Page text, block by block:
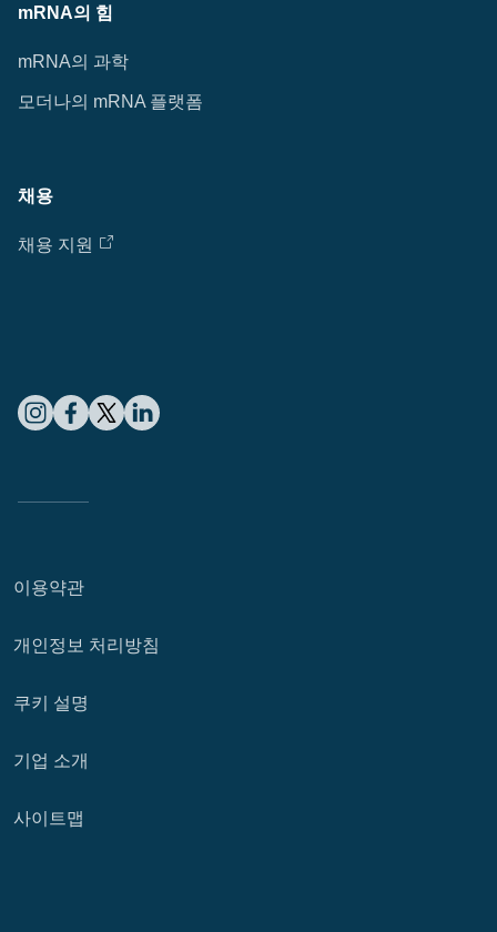
mRNA의 힘
mRNA의 과학
모더나의 mRNA 플랫폼
채용
채용 지원
이용약관
개인정보 처리방침
쿠키 설명
기업 소개
사이트맵